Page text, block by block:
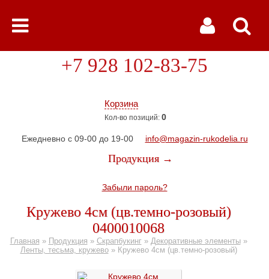
Корзина
Кол-во позиций: 0
+7 928 102-83-75
Ежедневно с 09-00 до 19-00 info@magazin-rukodelia.ru
Продукция →
Забыли пароль?
Кружево 4см (цв.темно-розовый)
0400010068
Главная » Продукция » Скрапбукинг» Декоративные элементы»
Ленты, тесьма, кружево» Кружево 4см (цв.темно-розовый)